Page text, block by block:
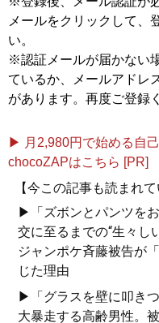
メールをクリックして、
い。
※認証メールが届かない
ているか、メールアドレ
があります。再度ご登録
▶ 月2,980円で始める自
chocoZAPはこちら [PR]
【今この記事も読まれて
▶「ズボンとパンツを
交に至るまでの“生々し
ジャンポケ斉藤被告が
じた理由
▶「グラスを壁に叩き
大暴走する高齢男性。